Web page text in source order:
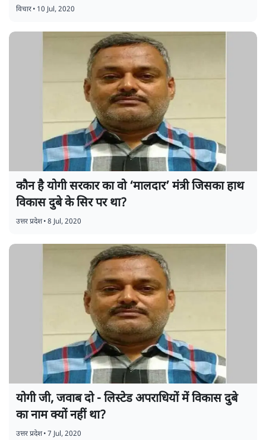
विचार• 10 Jul, 2020
कौन है योगी सरकार का वो ‘मालदार’ मंत्री जिसका हाथ
विकास दुबे के सिर पर था?
उत्तर प्रदेश•8 Jul, 2020
योगी जी, जवाब दो - लिस्टेड अपराधियों में विकास दुबे
का नाम क्यों नहीं था?
उत्तर प्रदेश•7 Jul, 2020